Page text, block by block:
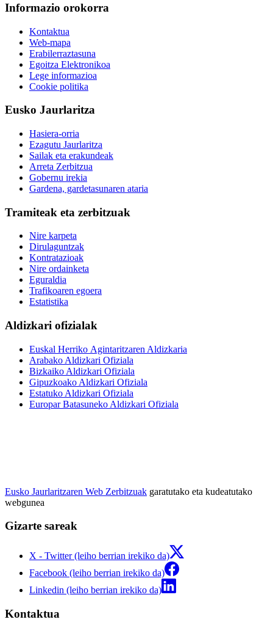
Informazio orokorra
Kontaktua
Web-mapa
Erabilerraztasuna
Egoitza Elektronikoa
Lege informazioa
Cookie politika
Eusko Jaurlaritza
Hasiera-orria
Ezagutu Jaurlaritza
Sailak eta erakundeak
Arreta Zerbitzua
Gobernu irekia
Gardena, gardetasunaren ataria
Tramiteak eta zerbitzuak
Nire karpeta
Dirulaguntzak
Kontratazioak
Nire ordainketa
Eguraldia
Trafikoaren egoera
Estatistika
Aldizkari ofizialak
Euskal Herriko Agintaritzaren Aldizkaria
Arabako Aldizkari Ofiziala
Bizkaiko Aldizkari Ofiziala
Gipuzkoako Aldizkari Ofiziala
Estatuko Aldizkari Ofiziala
Europar Batasuneko Aldizkari Ofiziala
Eusko Jaurlaritzaren Web Zerbitzuak garatutako eta kudeatutako
webgunea
Gizarte sareak
X - Twitter (leiho berrian irekiko da)
Facebook (leiho berrian irekiko da)
Linkedin (leiho berrian irekiko da)
Kontaktua